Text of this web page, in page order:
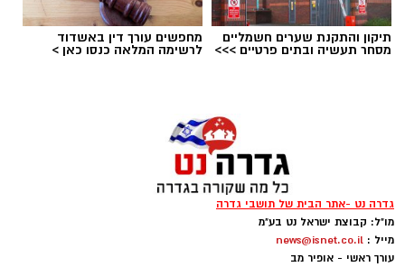
הפגנות חרדים chatgpt
הפגנות הענק היום, ששיבשו את סדר היום של
מאות אלפי אזרחים, העלו אצלי שאלה
תיקון והתקנת שערים חשמליים
מסחר תעשיה ובתים פרטיים >>>
מחפשים עורך דין באשדוד
לרשימה המלאה כנסו כאן >
גדרה נט -אתר הבית של תושבי גדרה
מו"ל: קבוצת ישראל נט בע"מ
מייל : news@isnet.co.il
עורך ראשי - אופיר מב